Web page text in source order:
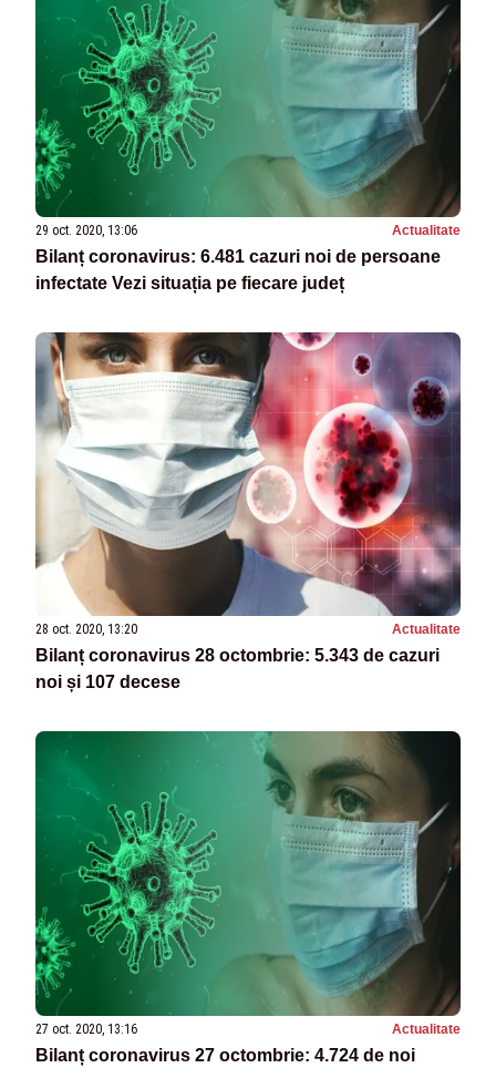
29 oct. 2020, 13:06 Actualitate
Bilanț coronavirus: 6.481 cazuri noi de persoane
infectate Vezi situația pe fiecare județ
28 oct. 2020, 13:20 Actualitate
Bilanț coronavirus 28 octombrie: 5.343 de cazuri
noi și 107 decese
27 oct. 2020, 13:16 Actualitate
Bilanț coronavirus 27 octombrie: 4.724 de noi